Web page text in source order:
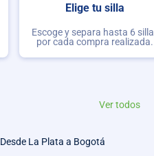
Elige tu silla
Escoge y separa hasta 6
por cada compra realizada.
Ver todos
Desde La Plata a Bogotá